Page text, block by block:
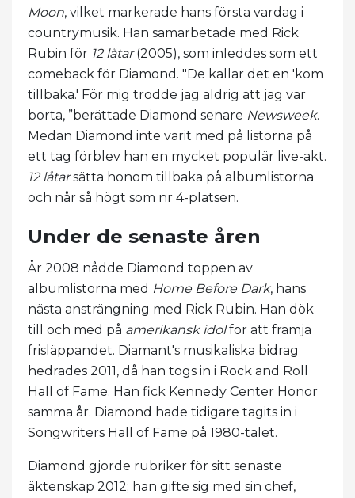
Moon, vilket markerade hans första vardag i
countrymusik. Han samarbetade med Rick
Rubin för 12 låtar(2005), som inleddes som ett
comeback för Diamond. "De kallar det en 'kom
tillbaka.' För mig trodde jag aldrig att jag var
borta, ”berättade Diamond senare Newsweek.
Medan Diamond inte varit med på listorna på
ett tag förblev han en mycket populär live-akt.
12 låtarsätta honom tillbaka på albumlistorna
och når så högt som nr 4-platsen.
Under de senaste åren
År 2008 nådde Diamond toppen av
albumlistorna med Home Before Dark, hans
nästa ansträngning med Rick Rubin. Han dök
till och med på amerikansk idolför att främja
frisläppandet. Diamant's musikaliska bidrag
hedrades 2011, då han togs in i Rock and Roll
Hall of Fame. Han fick Kennedy Center Honor
samma år. Diamond hade tidigare tagits in i
Songwriters Hall of Fame på 1980-talet.
Diamond gjorde rubriker för sitt senaste
äktenskap 2012; han gifte sig med sin chef,